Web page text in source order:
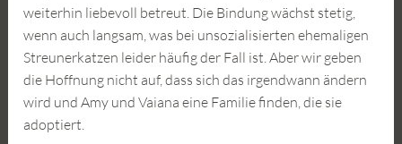
weiterhin liebevoll betreut. Die Bindung wächst stetig,
wenn auch langsam, was bei unsozialisierten ehemaligen
Streunerkatzen leider häufig der Fall ist. Aber wir geben
die Hoffnung nicht auf, dass sich das irgendwann ändern
wird und Amy und Vaiana eine Familie finden, die sie
adoptiert.